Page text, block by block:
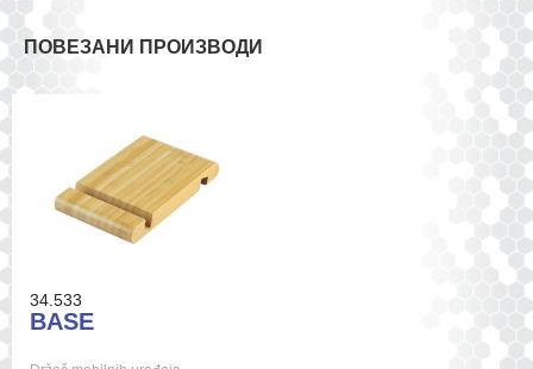
ПОВЕЗАНИ ПРОИЗВОДИ
34.533
BASE